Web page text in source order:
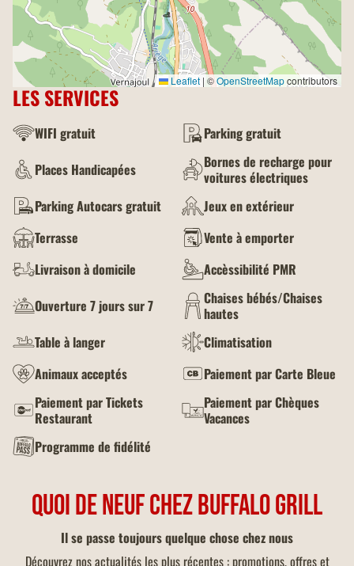
Leaflet | ©OpenStreetMapcontributors
LES SERVICES
WIFI gratuit
Parking gratuit
Places Handicapées
Bornes de recharge pour
voitures électriques
Parking Autocars gratuit
Jeux en extérieur
Terrasse
Vente à emporter
Livraison à domicile
Accèssibilité PMR
Ouverture 7 jours sur 7
Chaises bébés/Chaises
hautes
Table à langer
Climatisation
Animaux acceptés
Paiement par Carte Bleue
Paiement par Tickets
Restaurant
Paiement par Chèques
Vacances
Programme de fidélité
QUOI DE NEUF CHEZ BUFFALO GRILL
Il se passe toujours quelque chose chez nous
Découvrez nos actualités les plus récentes : promotions, offres et